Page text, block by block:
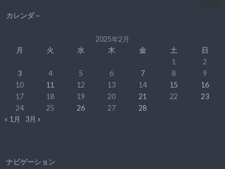
カレンダ－
2025年2月
月
火 水 木 金 土
日
1
2
3
4 5 6 7 8
9
10
11 12 13 14 15
16
17
18 19 20 21 22
23
24
25 26 27
28
« 1月
3月 »
ナビゲーション